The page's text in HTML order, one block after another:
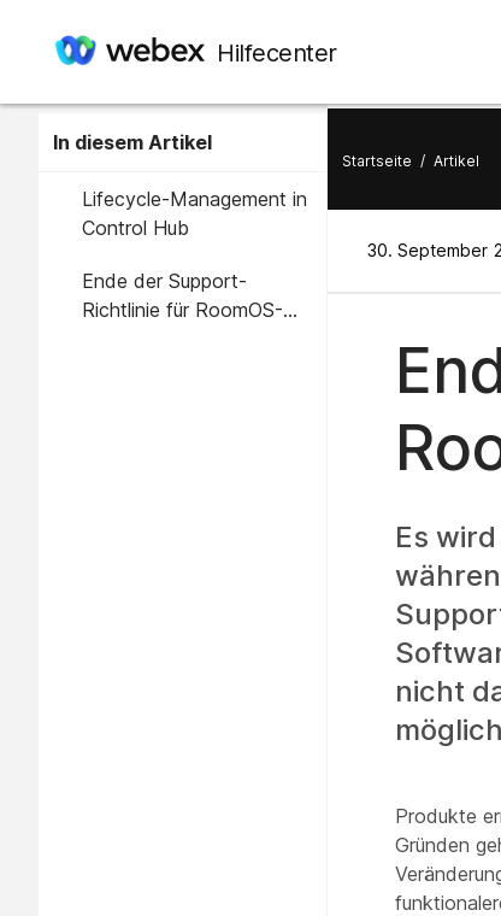
Hilfecenter
In diesem Artikel
Lifecycle-Management in
Control Hub
Ende der Support-
Richtlinie für RoomOS-
Startseite / Artikel
30. September
Es
nicht
Produkte
Gründen